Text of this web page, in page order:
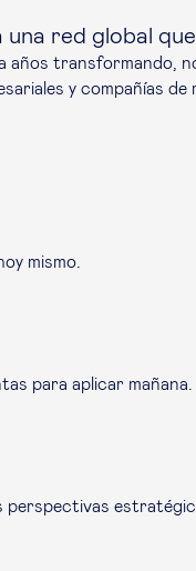
red global
transformando,
y compañías de
mismo.
para aplicar mañana.
perspectivas